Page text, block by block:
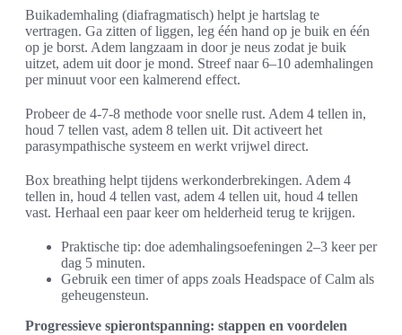
Buikademhaling (diafragmatisch) helpt je hartslag te
vertragen. Ga zitten of liggen, leg één hand op je buik en één
op je borst. Adem langzaam in door je neus zodat je buik
uitzet, adem uit door je mond. Streef naar 6–10 ademhalingen
per minuut voor een kalmerend effect.
Probeer de 4-7-8 methode voor snelle rust. Adem 4 tellen in,
houd 7 tellen vast, adem 8 tellen uit. Dit activeert het
parasympathische systeem en werkt vrijwel direct.
Box breathing helpt tijdens werkonderbrekingen. Adem 4
tellen in, houd 4 tellen vast, adem 4 tellen uit, houd 4 tellen
vast. Herhaal een paar keer om helderheid terug te krijgen.
Praktische tip: doe ademhalingsoefeningen 2–3 keer per
dag 5 minuten.
Gebruik een timer of apps zoals Headspace of Calm als
geheugensteun.
Progressieve spierontspanning: stappen en voordelen